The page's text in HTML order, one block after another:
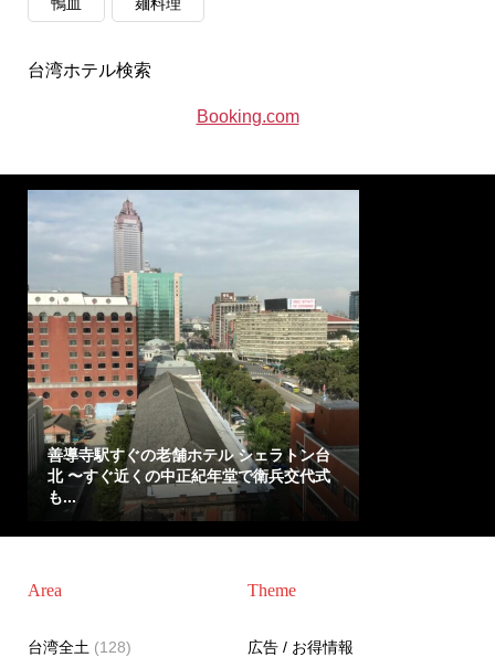
台湾ホテル検索
Booking.com
善導寺駅すぐの老舗ホテル シェラトン台
北 〜すぐ近くの中正紀年堂で衛兵交代式
も...
Area
台湾全土 (128)
Theme
広告 / お得情報